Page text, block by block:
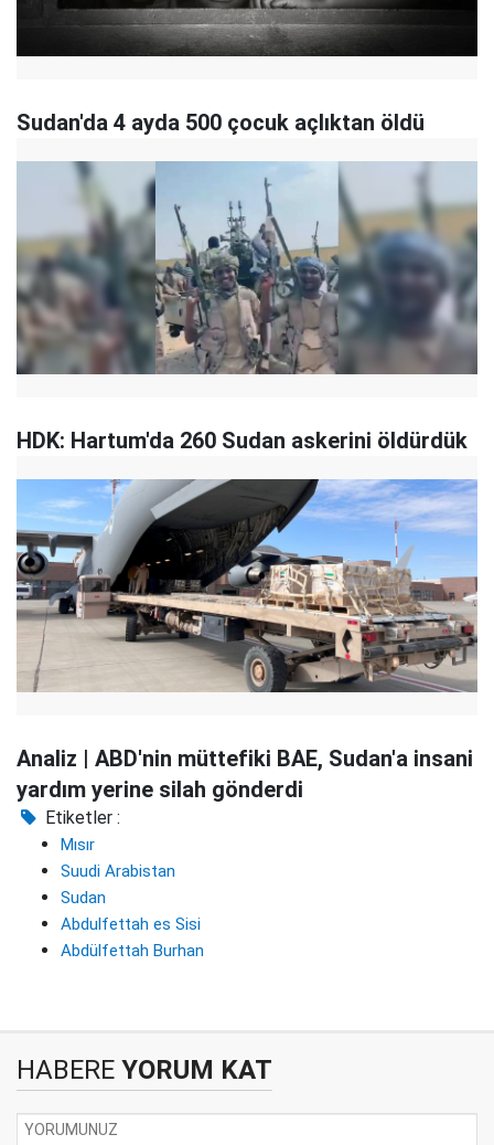
Sudan'da 4 ayda 500 çocuk açlıktan öldü
HDK: Hartum'da 260 Sudan askerini öldürdük
Analiz | ABD'nin müttefiki BAE, Sudan'a insani
yardım yerine silah gönderdi
Etiketler :
Mısır
Suudi Arabistan
Sudan
Abdulfettah es Sisi
Abdülfettah Burhan
HABERE YORUM KAT